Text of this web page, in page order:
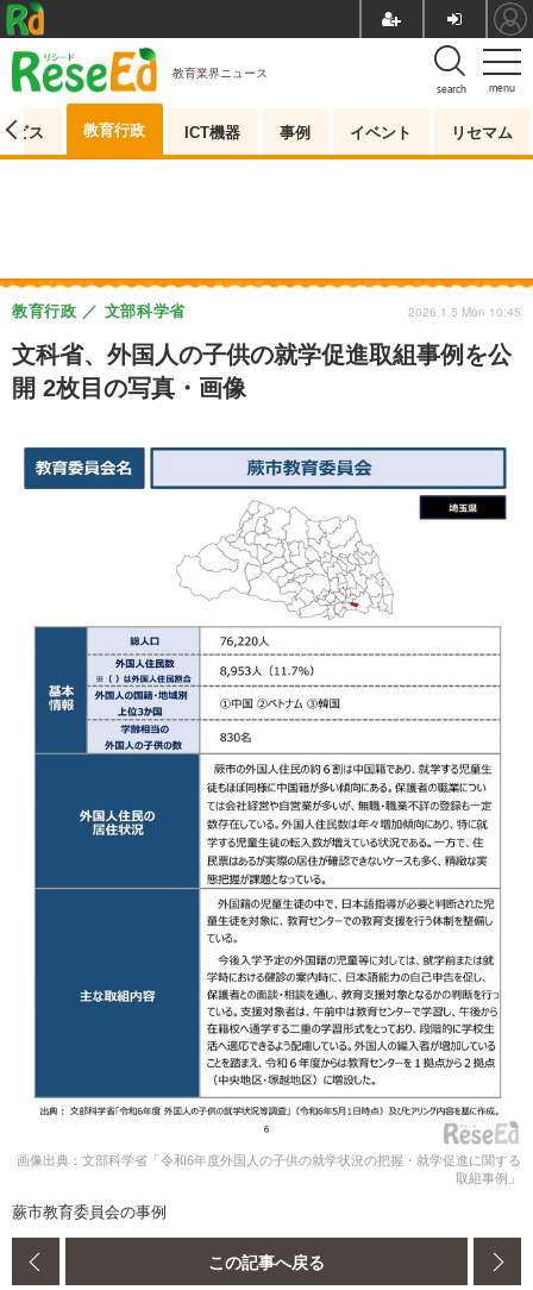
menu
search
教育業界ニュース
ビス 教育行政 ICT機器 事例 イベント リセマム
文科省、外国人の子供の就学促進取組事例を公
開 2枚目の写真・画像
教育行政 文部科学省 2026.1.5 Mon 10:45
画像出典：文部科学省「令和6年度外国人の子供の就学状況の把握・就学促進に関する
取組事例」
蕨市教育委員会の事例
この記事へ戻る